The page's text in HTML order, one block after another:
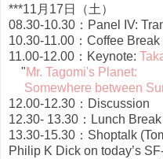
***11月17日（土）
08.30-10.30：Panel IV:
10.30-11.00：Coffee Break
11.00-12.00：Keynote:
"Mr. Tagomi's Planet:
Somewhere between
12.00-12.30：Discussion
12.30- 13.30：Lunch Break
13.30-15.30：Shoptalk
Philip K Dick on today’s